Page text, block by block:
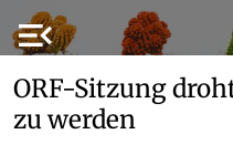
menu_open
ORF-Sitzung
zu werden